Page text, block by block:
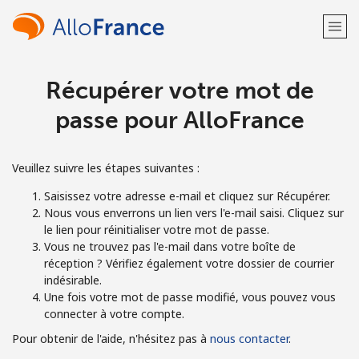
Bienvenue!
Vous avez déjà un compte?
S'enregistrer avec
Récupérer votre mot de
passe pour AlloFrance
Veuillez suivre les étapes suivantes :
Saisissez votre adresse e-mail et cliquez sur Récupérer.
Nous vous enverrons un lien vers l'e-mail saisi. Cliquez sur
le lien pour réinitialiser votre mot de passe.
Vous ne trouvez pas l'e-mail dans votre boîte de
réception ? Vérifiez également votre dossier de courrier
indésirable.
Une fois votre mot de passe modifié, vous pouvez vous
connecter à votre compte.
Pour obtenir de l'aide, n'hésitez pas à nous contacter.